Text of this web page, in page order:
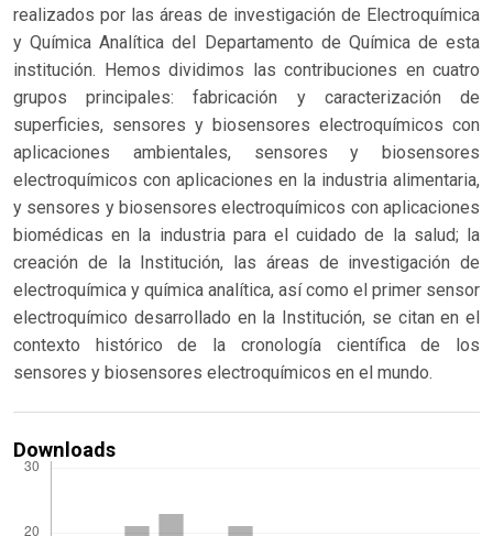
realizados por las áreas de investigación de Electroquímica
y Química Analítica del Departamento de Química de esta
institución. Hemos dividimos las contribuciones en cuatro
grupos principales: fabricación y caracterización de
superficies, sensores y biosensores electroquímicos con
aplicaciones ambientales, sensores y biosensores
electroquímicos con aplicaciones en la industria alimentaria,
y sensores y biosensores electroquímicos con aplicaciones
biomédicas en la industria para el cuidado de la salud; la
creación de la Institución, las áreas de investigación de
electroquímica y química analítica, así como el primer sensor
electroquímico desarrollado en la Institución, se citan en el
contexto histórico de la cronología científica de los
sensores y biosensores electroquímicos en el mundo.
Downloads